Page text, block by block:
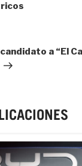
candidato a “El